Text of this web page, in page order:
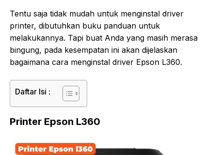
Tentu saja tidak mudah untuk menginstal driver
printer, dibutuhkan buku panduan untuk
melakukannya. Tapi buat Anda yang masih merasa
bingung, pada kesempatan ini akan dijelaskan
bagaimana cara menginstal driver Epson L360.
Daftar Isi :
Printer Epson L360